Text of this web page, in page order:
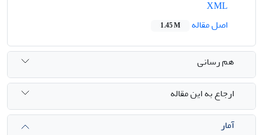
اصل مقاله
1.45 M
هم رسانی
ارجاع به این مقاله
آمار